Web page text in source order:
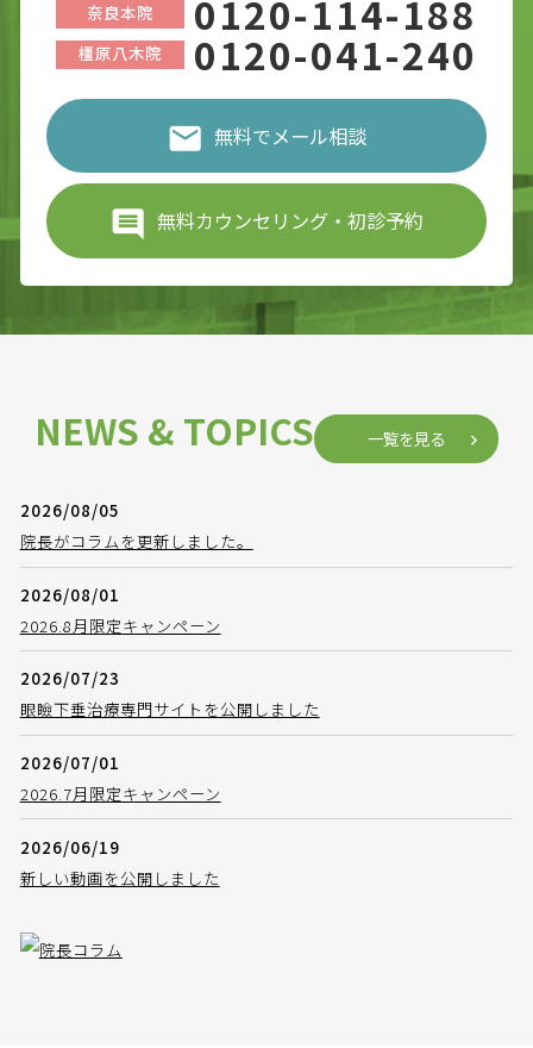
奈良本院 0120-114-188
橿原八木院 0120-041-240
無料でメール相談
無料カウンセリング・初診予約
NEWS & TOPICS 一覧を見る
2026/08/05
院長がコラムを更新しました。
2026/08/01
2026.8月限定キャンペーン
2026/07/23
眼瞼下垂治療専門サイトを公開しました
2026/07/01
2026.7月限定キャンペーン
2026/06/19
新しい動画を公開しました